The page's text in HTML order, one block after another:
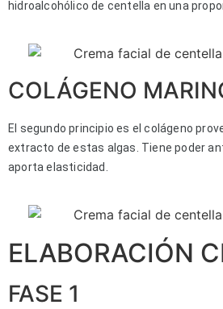
hidroalcohólico de centella en una
COLÁGENO
El segundo principio es el colágeno
extracto de estas algas. Tiene poder
aporta elasticidad.
ELABORACIÓN
FASE 1